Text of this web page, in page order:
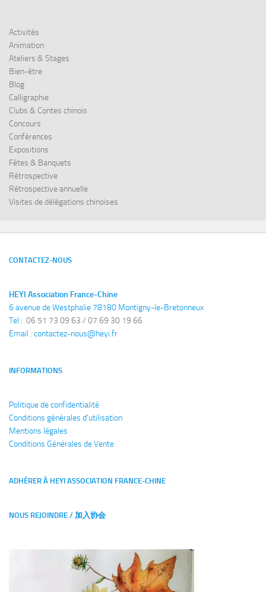
Activités
Animation
Ateliers & Stages
Bien-être
Blog
Calligraphie
Clubs & Contes chinois
Concours
Conférences
Expositions
Fêtes & Banquets
Rétrospective
Rétrospective annuelle
Visites de délégations chinoises
CONTACTEZ-NOUS
HEYI Association France-Chine
6 avenue de Westphalie 78180 Montigny-le-Bretonneux
Tel : 06 51 73 09 63 / 07 69 30 19 66
Email : contactez-nous@heyi.fr
INFORMATIONS
Politique de confidentialité
Conditions générales d'utilisation
Mentions légales
Conditions Générales de Vente
ADHÉRER À HEYI ASSOCIATION FRANCE-CHINE
NOUS REJOINDRE / 加入协会